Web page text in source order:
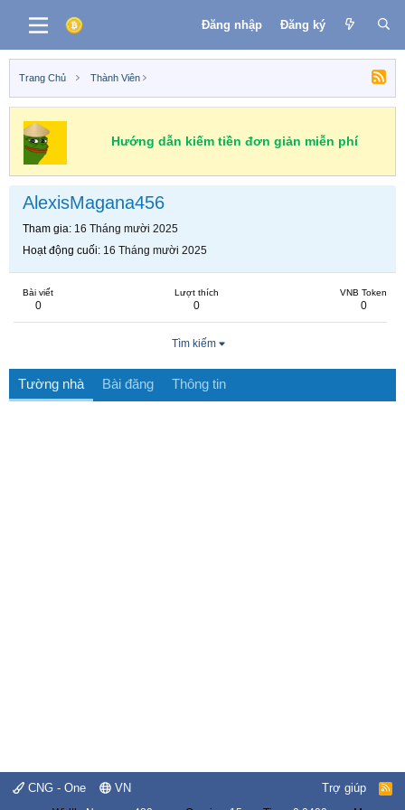
Đăng nhập Đăng ký
Trang Chủ Thành Viên
Hướng dẫn kiếm tiền đơn giản miễn phí
AlexisMagana456
Tham gia 16 Tháng mười 2025
Hoạt động cuối 16 Tháng mười 2025
Bài viết
0
Lượt thích
0
VNB Token
0
Tìm kiếm
Tường nhà Bài đăng Thông tin
CNG - One VN Trợ giúp
R